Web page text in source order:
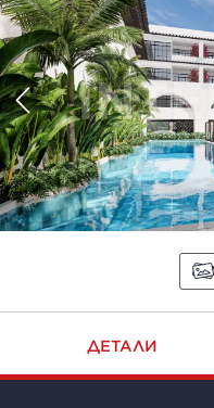
ДЕТАЛИ